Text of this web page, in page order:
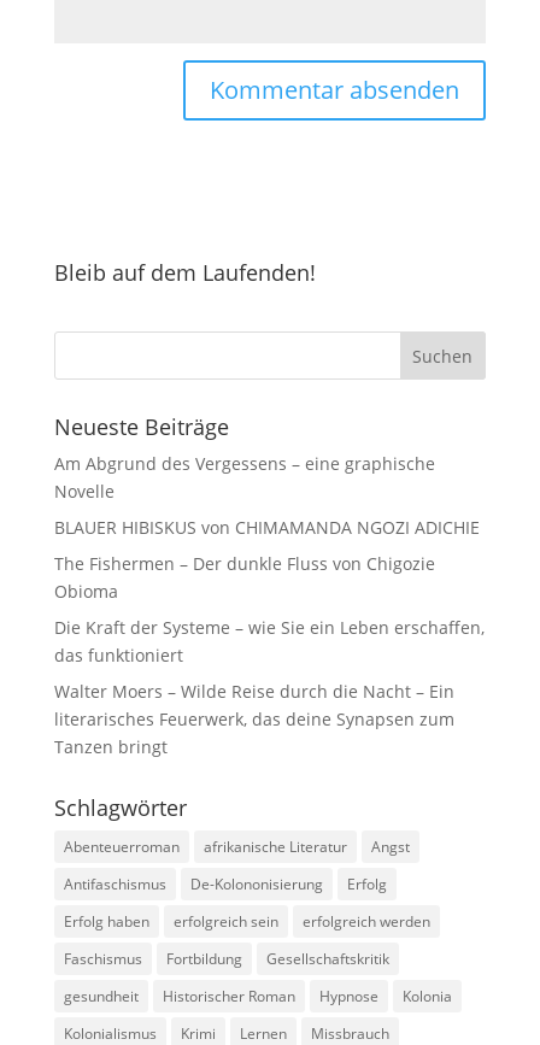
Bleib auf dem Laufenden!
Neueste Beiträge
Am Abgrund des Vergessens – eine graphische
Novelle
BLAUER HIBISKUS von CHIMAMANDA NGOZI ADICHIE
The Fishermen – Der dunkle Fluss von Chigozie
Obioma
Die Kraft der Systeme – wie Sie ein Leben erschaffen,
das funktioniert
Walter Moers – Wilde Reise durch die Nacht – Ein
literarisches Feuerwerk, das deine Synapsen zum
Tanzen bringt
Schlagwörter
Abenteuerroman afrikanische Literatur
Angst
Antifaschismus
De-Kolononisierung
Erfolg
Erfolg haben
erfolgreich sein
erfolgreich werden
Faschismus
Fortbildung
Gesellschaftskritik
gesundheit
Historischer Roman Hypnose
Kolonia
Kolonialismus
Krimi Lernen
Missbrauch